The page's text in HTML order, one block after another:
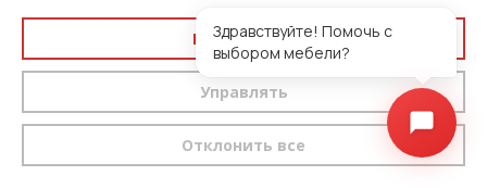
Принять все
Управлять
Отклонить все
Здравствуйте! Помочь с
выбором мебели?